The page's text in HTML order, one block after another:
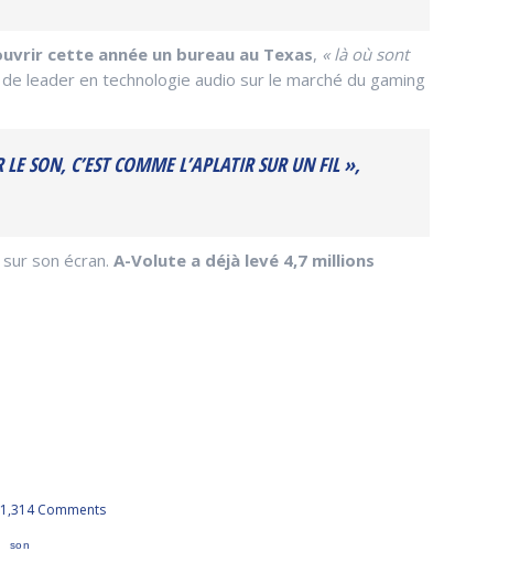
cette année un bureau au Texas, « là où sont
leader en technologie audio sur le marché du gaming
SON, C’EST COMME L’APLATIR SUR UN FIL »,
son écran. A-Volute a déjà levé 4,7 millions
1,314 Comments
son